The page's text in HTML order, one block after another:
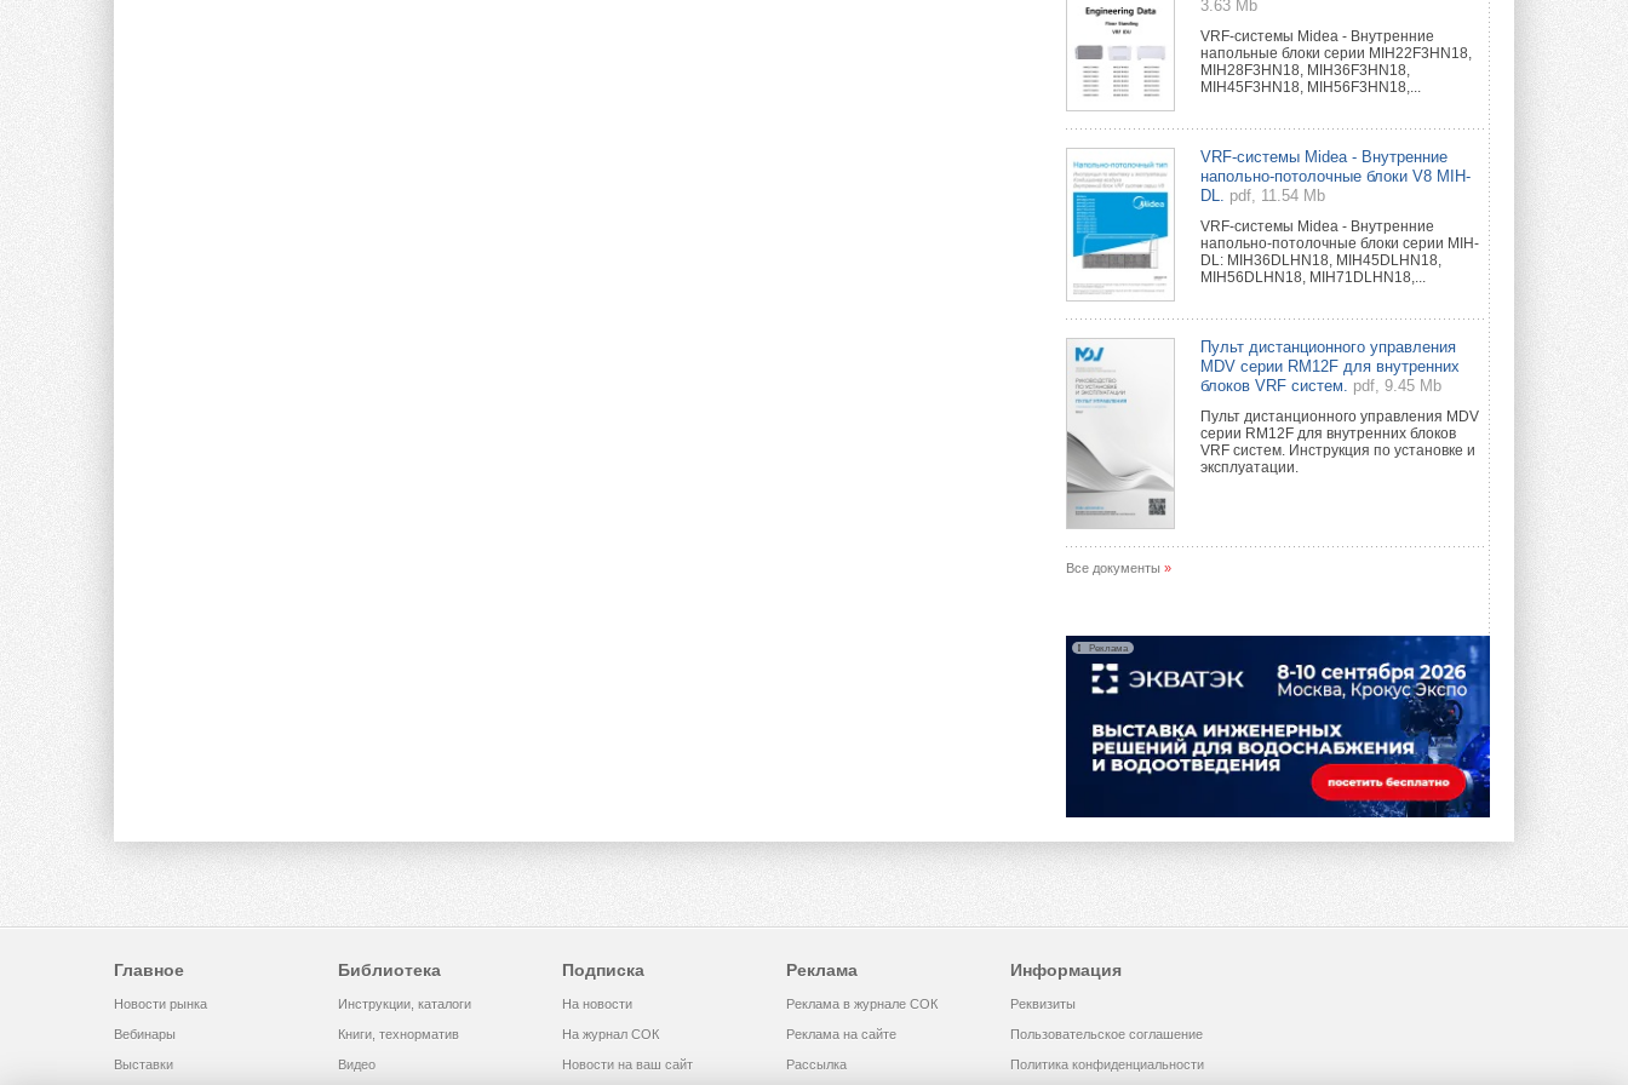
3.63 Mb
VRF-системы Midea - Внутренние
напольные блоки серии MIH22F3HN18,
MIH28F3HN18, MIH36F3HN18,
MIH45F3HN18, MIH56F3HN18,...
VRF-системы Midea - Внутренние
напольно-потолочные блоки V8 MIH-
DL.
pdf, 11.54 Mb
VRF-системы Midea - Внутренние
напольно-потолочные блоки серии MIH-
DL: MIH36DLHN18, MIH45DLHN18,
MIH56DLHN18, MIH71DLHN18,...
Пульт дистанционного управления
MDV серии RM12F для внутренних
блоков VRF систем.
pdf, 9.45 Mb
Пульт дистанционного управления MDV
серии RM12F для внутренних блоков
VRF систем. Инструкция по установке и
эксплуатации.
Все документы »
Реклама
Главное
Новости рынка
Вебинары
Выставки
Библиотека
Инструкции, каталоги
Книги, технорматив
Видео
Подписка
На новости
На журнал СОК
Новости на ваш сайт
Реклама
Реклама в журнале СОК
Реклама на сайте
Рассылка
Информация
Реквизиты
Пользовательское соглашение
Политика конфиденциальности